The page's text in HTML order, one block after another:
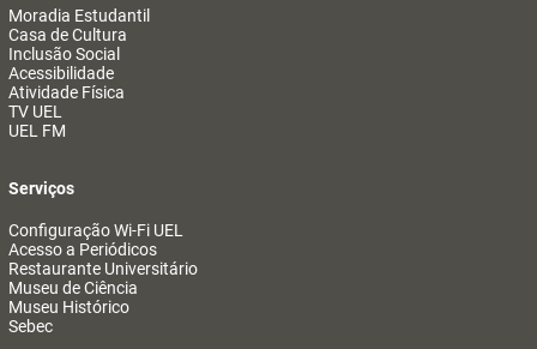
Moradia Estudantil
Casa de Cultura
Inclusão Social
Acessibilidade
Atividade Física
TV UEL
UEL FM
Serviços
Configuração Wi-Fi UEL
Acesso a Periódicos
Restaurante Universitário
Museu de Ciência
Museu Histórico
Sebec